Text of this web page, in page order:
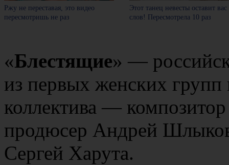
Ржу не переставая, это видео
пересмотришь не раз
Этот танец невесты оставит вас
слов! Пересмотрела 10 раз
«Блестящие» —
из первых женских групп
коллектива —
продюсер Андрей
Сергей Харута.